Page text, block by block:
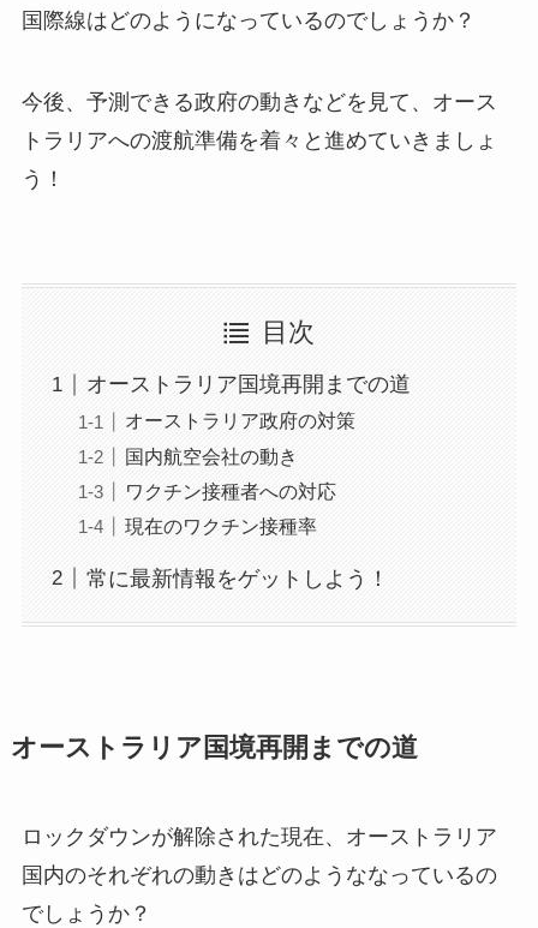
国際線はどのようになっているのでしょうか？
今後、予測できる政府の動きなどを見て、オース
トラリアへの渡航準備を着々と進めていきましょ
う！
目次
オーストラリア国境再開までの道
オーストラリア政府の対策
国内航空会社の動き
ワクチン接種者への対応
現在のワクチン接種率
常に最新情報をゲットしよう！
オーストラリア国境再開までの道
ロックダウンが解除された現在、オーストラリア
国内のそれぞれの動きはどのようななっているの
でしょうか？